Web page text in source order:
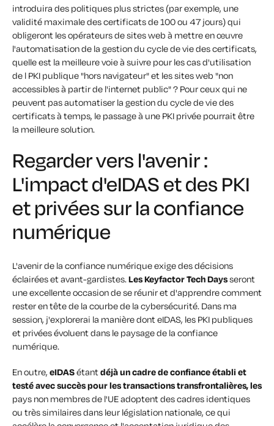
introduira des politiques plus strictes (par exemple, une
validité maximale des certificats de 100 ou 47 jours) qui
obligeront les opérateurs de sites web à mettre en œuvre
l'automatisation de la gestion du cycle de vie des certificats,
quelle est la meilleure voie à suivre pour les cas d'utilisation
de l PKI publique "hors navigateur" et les sites web "non
accessibles à partir de l'internet public" ? Pour ceux qui ne
peuvent pas automatiser la gestion du cycle de vie des
certificats à temps, le passage à une PKI privée pourrait être
la meilleure solution.
Regarder vers l'avenir :
L'impact d'eIDAS et des PKI
et privées sur la confiance
numérique
L'avenir de la confiance numérique exige des décisions
éclairées et avant-gardistes.Les Keyfactor Tech Daysseront
une excellente occasion de se réunir et d'apprendre comment
rester en tête de la courbe de la cybersécurité. Dans ma
session, j'explorerai la manière dont eIDAS, les PKI publiques
et privées évoluent dans le paysage de la confiance
numérique.
En outre, eIDASétantdéjà un cadre de confiance établi et
testé avec succès pour les transactions transfrontalières, les
pays non membres de l'UE adoptent des cadres identiques
ou très similaires dans leur législation nationale, ce qui